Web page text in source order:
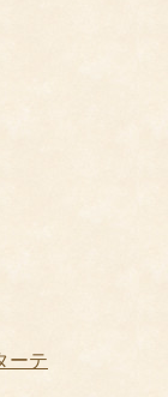
ーテ